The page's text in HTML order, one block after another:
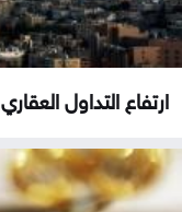
ارتفاع التداول العقاري